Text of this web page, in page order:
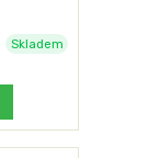
Skladem